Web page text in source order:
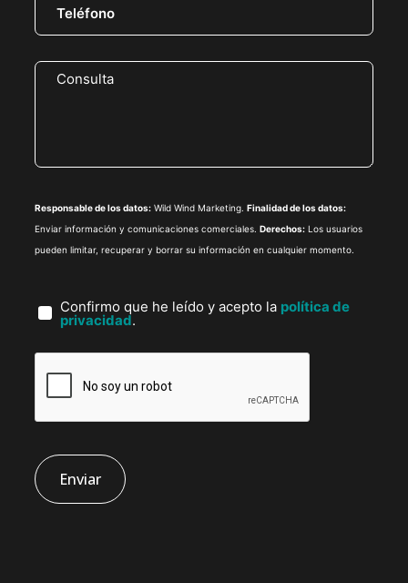
Responsable de los datos: Wild Wind Marketing. Finalidad de los datos:
Enviar información y comunicaciones comerciales. Derechos: Los usuarios
pueden limitar, recuperar y borrar su información en cualquier momento.
Confirmo que he leído y acepto la política de
privacidad.